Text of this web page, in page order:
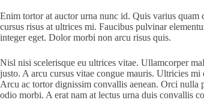
Enim tortor at auctor urna nunc id. Quis varius quam
cursus risus at ultrices mi. Faucibus pulvinar
integer eget. Dolor morbi non arcu risus quis.
Nisl nisi scelerisque eu ultrices vitae. Ullamcorper
justo. A arcu cursus vitae congue mauris. Ultricies
Arcu ac tortor dignissim convallis aenean. Orci nulla
odio morbi. A erat nam at lectus urna duis convallis